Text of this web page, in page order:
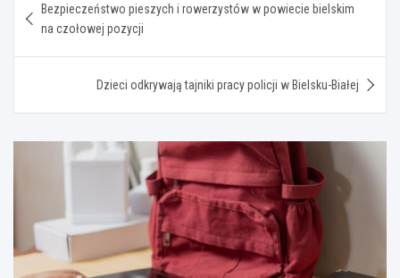
wpisu
Bezpieczeństwo pieszych i rowerzystów w powiecie bielskim
na czołowej pozycji
Dzieci odkrywają tajniki pracy policji w Bielsku-Białej